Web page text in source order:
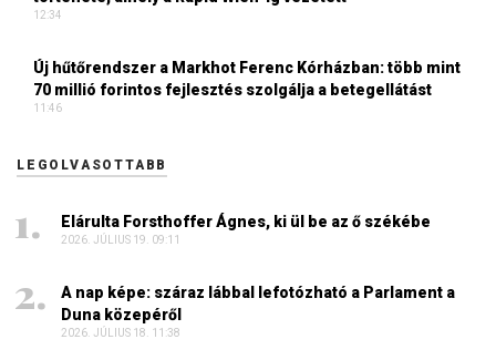
12:34
Új hűtőrendszer a Markhot Ferenc Kórházban: több mint
70 millió forintos fejlesztés szolgálja a betegellátást
11:46
LEGOLVASOTTABB
Elárulta Forsthoffer Ágnes, ki ül be az ő székébe
2026. JÚLIUS 19. 09:11
A nap képe: száraz lábbal lefotózható a Parlament a
Duna közepéről
2026. JÚLIUS 18. 11:38